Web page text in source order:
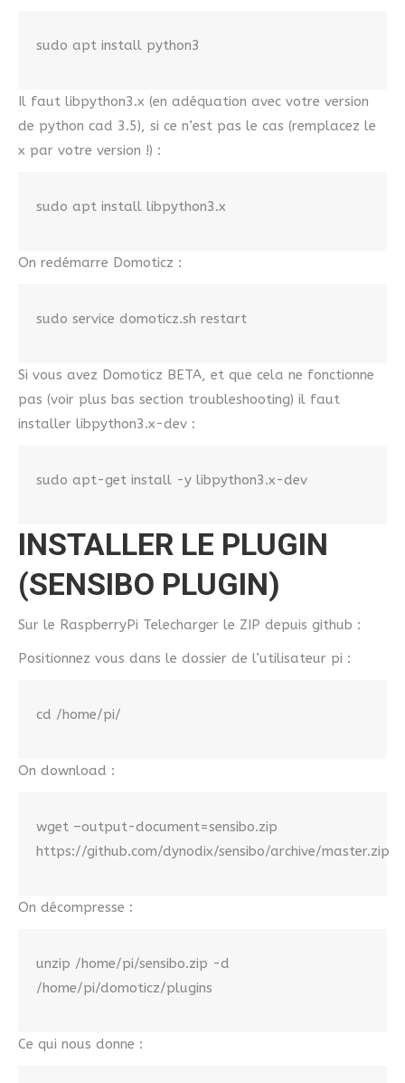
sudo apt install python3
Il faut libpython3.x (en adéquation avec votre version
de python cad 3.5), si ce n’est pas le cas (remplacez le
x par votre version !) :
sudo apt install libpython3.x
On redémarre Domoticz :
sudo service domoticz.sh restart
Si vous avez Domoticz BETA, et que cela ne fonctionne
pas (voir plus bas section troubleshooting) il faut
installer libpython3.x-dev :
sudo apt-get install -y libpython3.x-dev
INSTALLER LE PLUGIN
(SENSIBO PLUGIN)
Sur le RaspberryPi Telecharger le ZIP depuis github :
Positionnez vous dans le dossier de l’utilisateur pi :
cd /home/pi/
On download :
wget –output-document=sensibo.zip
https://github.com/dynodix/sensibo/archive/master.zip
On décompresse :
unzip /home/pi/sensibo.zip -d
/home/pi/domoticz/plugins
Ce qui nous donne :